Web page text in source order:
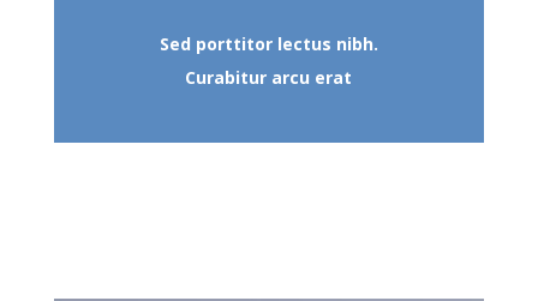
Sed porttitor lectus nibh.
Curabitur arcu erat